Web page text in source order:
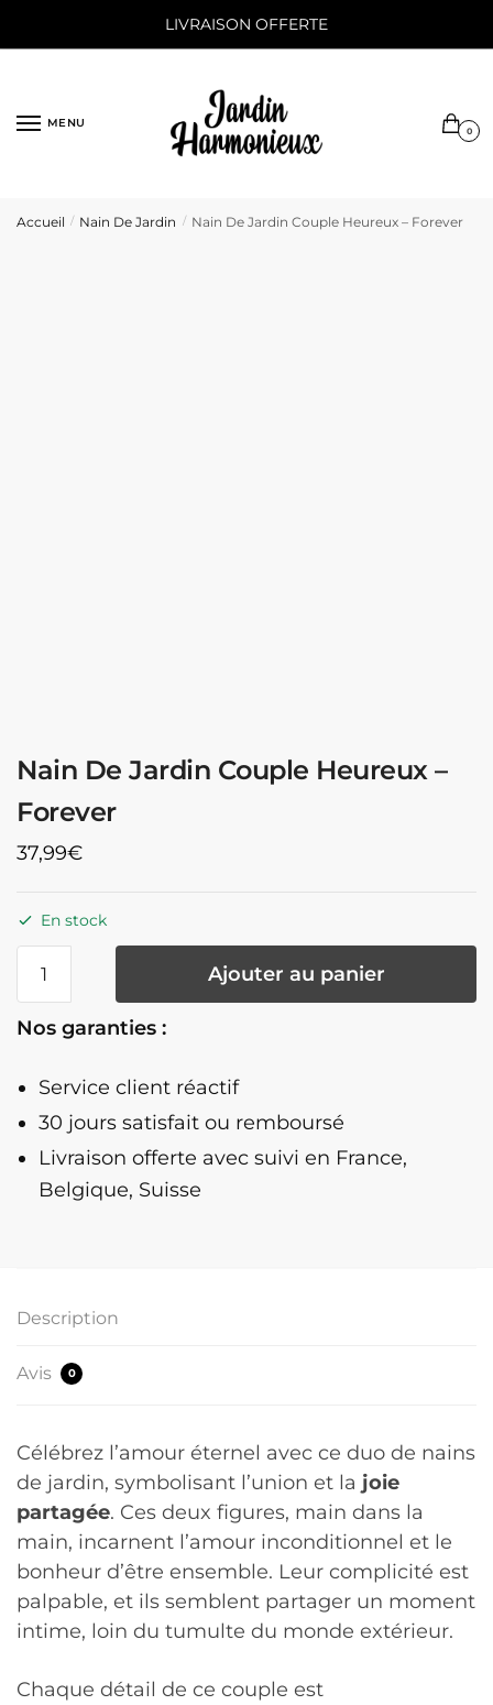
LIVRAISON OFFERTE
MENU
0
Accueil / Nain De Jardin / Nain De Jardin Couple Heureux – Forever
Nain De Jardin Couple Heureux –
Forever
37,99€
En stock
De
Couple
Heureux
Forever
Ajouter au panier
Nos garanties :
Service client réactif
30 jours satisfait ou remboursé
Livraison offerte avec suivi en France,
Belgique, Suisse
Description
Avis 0
Célébrez l’amour éternel avec ce duo de nains
de jardin, symbolisant l’union et la joie
partagée. Ces deux figures, main dans la
main, incarnent l’amour inconditionnel et le
bonheur d’être ensemble. Leur complicité est
palpable, et ils semblent partager un moment
intime, loin du tumulte du monde extérieur.
Chaque détail de ce couple est